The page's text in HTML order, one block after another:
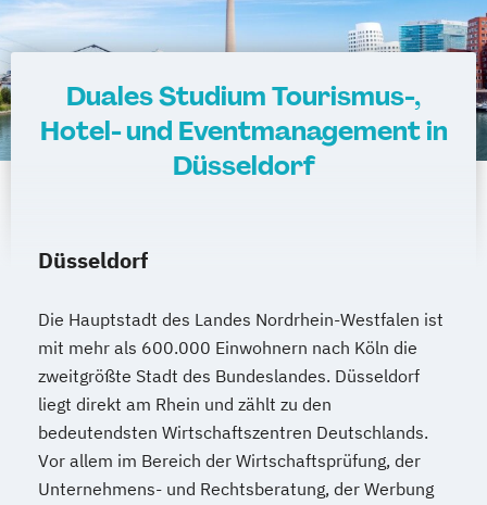
Duales Studium Tourismus-,
Hotel- und Eventmanagement in
Düsseldorf
Düsseldorf
Die Hauptstadt des Landes Nordrhein-Westfalen ist
mit mehr als 600.000 Einwohnern nach Köln die
zweitgrößte Stadt des Bundeslandes. Düsseldorf
liegt direkt am Rhein und zählt zu den
bedeutendsten Wirtschaftszentren Deutschlands.
Vor allem im Bereich der Wirtschaftsprüfung, der
Unternehmens- und Rechtsberatung, der Werbung